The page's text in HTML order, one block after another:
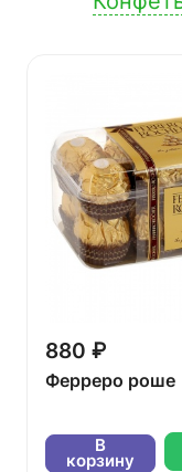
880 ₽
Ферреро роше
В
корзину